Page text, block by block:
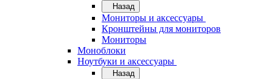
Назад
Мониторы и аксессуары
Кронштейны для мониторов
Мониторы
Моноблоки
Ноутбуки и аксессуары
Назад